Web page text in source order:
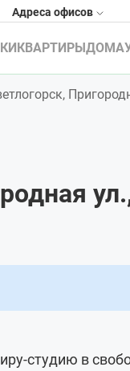
Адреса офисов
КВАРТИРЫ ДОМА
студию в